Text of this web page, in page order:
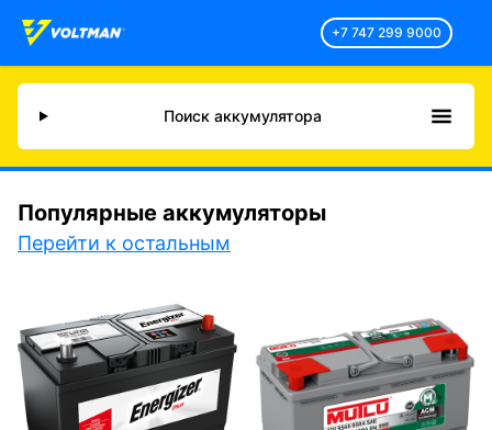
+7 747 299 9000
Поиск аккумулятора
Популярные аккумуляторы
Перейти к остальным